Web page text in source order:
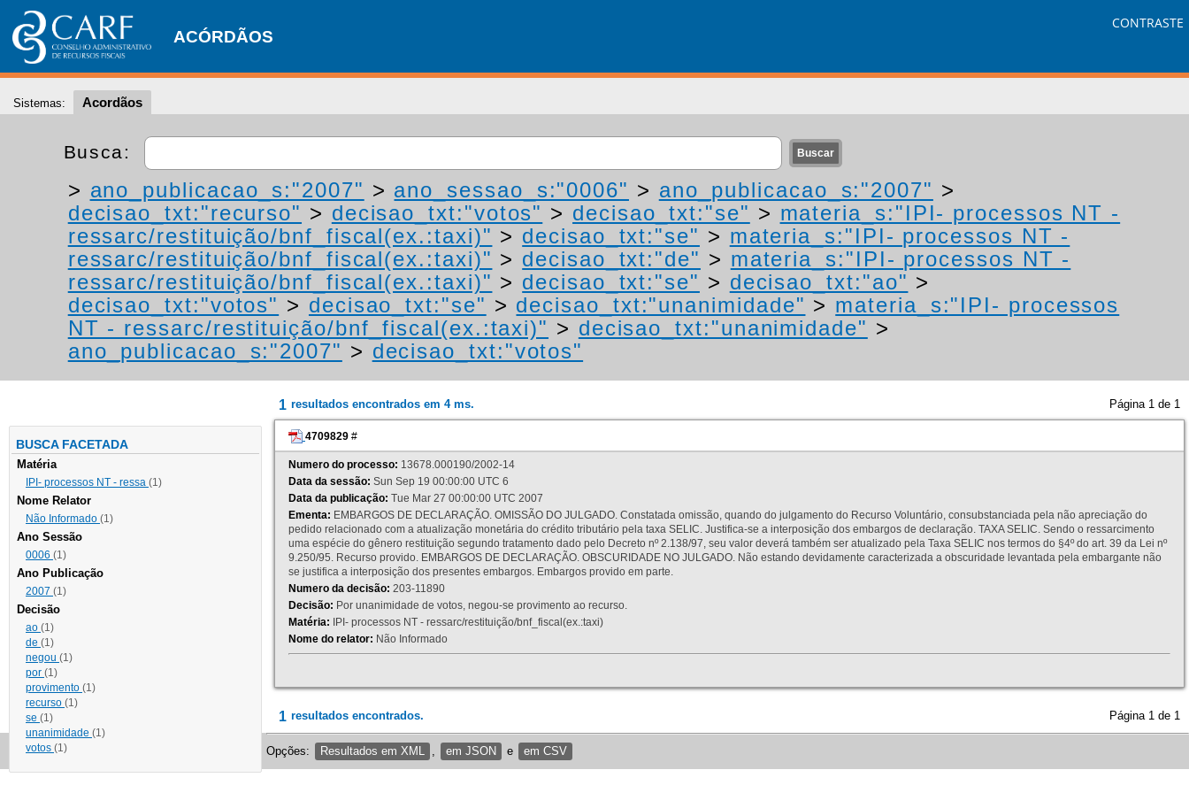
ACÓRDÃOS
CONTRASTE
Sistemas: Acordãos
Busca:
> ano_publicacao_s:"2007" > ano_sessao_s:"0006" > ano_publicacao_s:"2007" >
decisao_txt:"recurso" > decisao_txt:"votos" > decisao_txt:"se" > materia_s:"IPI- processos NT -
ressarc/restituição/bnf_fiscal(ex.:taxi)" > decisao_txt:"se" > materia_s:"IPI- processos NT -
ressarc/restituição/bnf_fiscal(ex.:taxi)" > decisao_txt:"de" > materia_s:"IPI- processos NT -
ressarc/restituição/bnf_fiscal(ex.:taxi)" > decisao_txt:"se" > decisao_txt:"ao" >
decisao_txt:"votos" > decisao_txt:"se" > decisao_txt:"unanimidade" > materia_s:"IPI- processos
NT - ressarc/restituição/bnf_fiscal(ex.:taxi)" > decisao_txt:"unanimidade" >
ano_publicacao_s:"2007" > decisao_txt:"votos"
BUSCA FACETADA
Matéria
IPI- processos NT - ressa (1)
Nome Relator
Não Informado (1)
Ano Sessão
0006 (1)
Ano Publicação
2007 (1)
Decisão
ao (1)
de (1)
negou (1)
por (1)
provimento (1)
recurso (1)
se (1)
unanimidade (1)
votos (1)
1 resultados encontrados em 4 ms. Página 1 de 1
4709829 #
Numero do processo: 13678.000190/2002-14
Data da sessão: Sun Sep 19 00:00:00 UTC 6
Data da publicação: Tue Mar 27 00:00:00 UTC 2007
Ementa: EMBARGOS DE DECLARAÇÃO. OMISSÃO DO JULGADO. Constatada omissão, quando do julgamento do Recurso Voluntário, consubstanciada pela não apreciação do
pedido relacionado com a atualização monetária do crédito tributário pela taxa SELIC. Justifica-se a interposição dos embargos de declaração. TAXA SELIC. Sendo o ressarcimento
uma espécie do gênero restituição segundo tratamento dado pelo Decreto nº 2.138/97, seu valor deverá também ser atualizado pela Taxa SELIC nos termos do §4º do art. 39 da Lei nº
9.250/95. Recurso provido. EMBARGOS DE DECLARAÇÃO. OBSCURIDADE NO JULGADO. Não estando devidamente caracterizada a obscuridade levantada pela embargante não
se justifica a interposição dos presentes embargos. Embargos provido em parte.
Numero da decisão: 203-11890
Decisão: Por unanimidade de votos, negou-se provimento ao recurso.
Matéria: IPI- processos NT - ressarc/restituição/bnf_fiscal(ex.:taxi)
Nome do relator: Não Informado
1 resultados encontrados. Página 1 de 1
Opções: Resultados em XML em JSON e em CSV